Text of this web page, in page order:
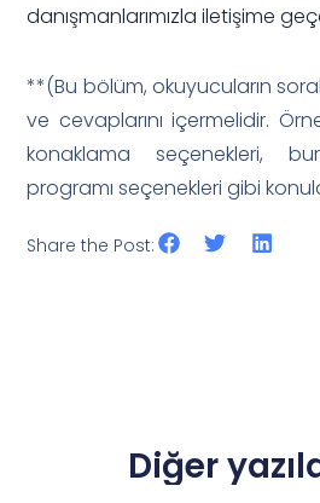
danışmanlarımızla iletişime
**(Bu bölüm, okuyucuların
ve cevaplarını içermelidir.
konaklama seçenekleri,
programı seçenekleri gibi
Share the Post:
Diğer